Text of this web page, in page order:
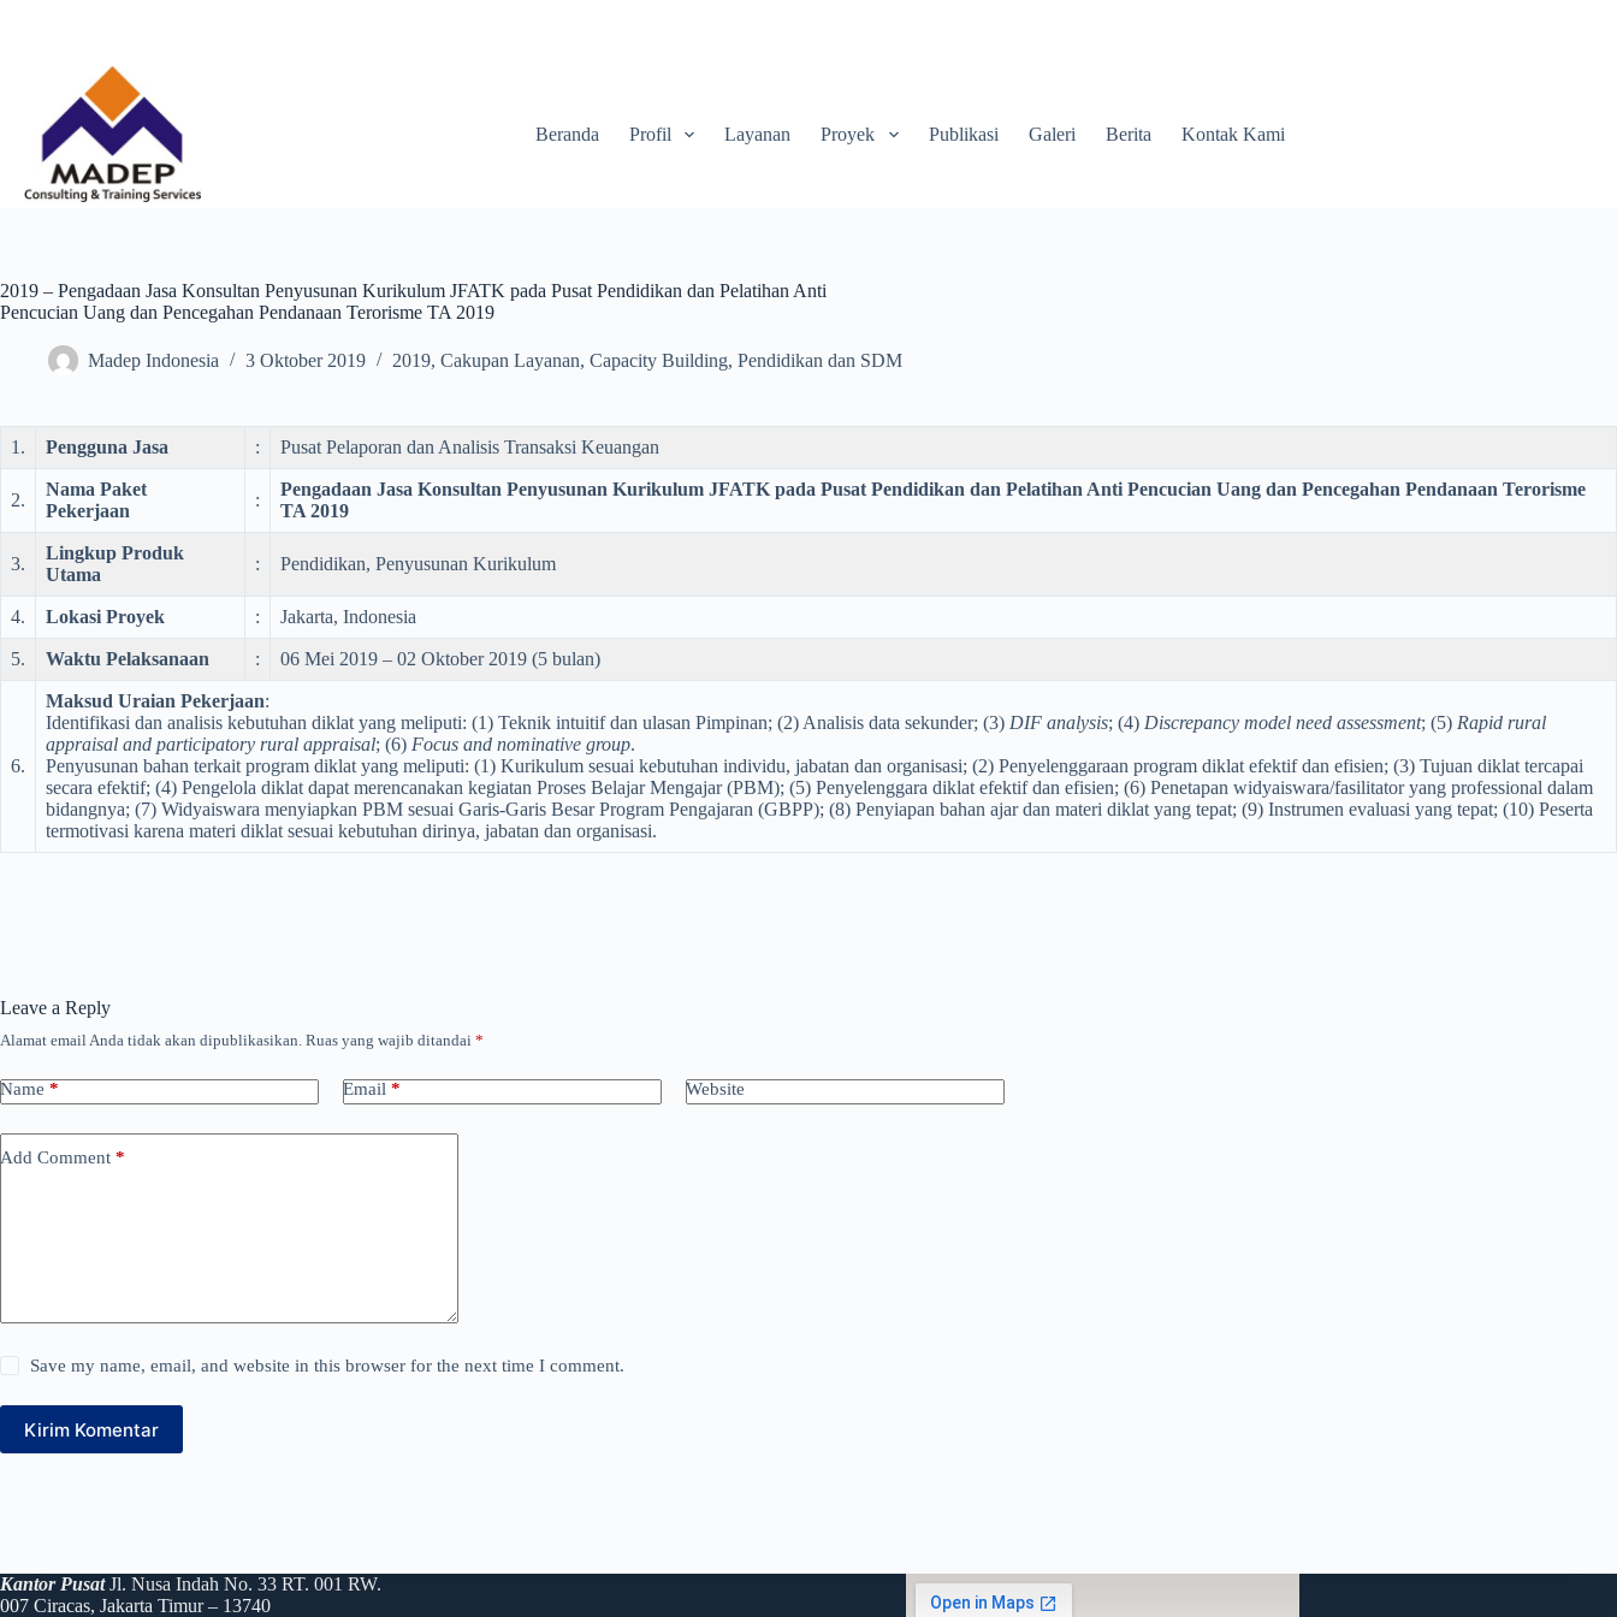
Beranda Profil Layanan Proyek Publikasi Galeri Berita Kontak Kami
2019 – Pengadaan Jasa Konsultan Penyusunan Kurikulum JFATK pada Pusat Pendidikan dan Pelatihan Anti
Pencucian Uang dan Pencegahan Pendanaan Terorisme TA 2019
Madep Indonesia 3 Oktober 2019 2019, Cakupan Layanan, Capacity Building, Pendidikan dan SDM
1. Pengguna Jasa : Pusat Pelaporan dan Analisis Transaksi Keuangan
2.
Nama Paket
Pekerjaan
:
Pengadaan Jasa Konsultan Penyusunan Kurikulum JFATK pada Pusat Pendidikan dan Pelatihan Anti Pencucian Uang dan Pencegahan Pendanaan Terorisme
TA 2019
3.
Lingkup Produk
Utama
: Pendidikan, Penyusunan Kurikulum
4. Lokasi Proyek : Jakarta, Indonesia
5. Waktu Pelaksanaan : 06 Mei 2019 – 02 Oktober 2019 (5 bulan)
6.
Maksud Uraian Pekerjaan:
Identifikasi dan analisis kebutuhan diklat yang meliputi: (1) Teknik intuitif dan ulasan Pimpinan; (2) Analisis data sekunder; (3) DIF analysis; (4) Discrepancy model need assessment; (5) Rapid rural
appraisal and participatory rural appraisal; (6) Focus and nominative group.
Penyusunan bahan terkait program diklat yang meliputi: (1) Kurikulum sesuai kebutuhan individu, jabatan dan organisasi; (2) Penyelenggaraan program diklat efektif dan efisien; (3) Tujuan diklat tercapai
secara efektif; (4) Pengelola diklat dapat merencanakan kegiatan Proses Belajar Mengajar (PBM); (5) Penyelenggara diklat efektif dan efisien; (6) Penetapan widyaiswara/fasilitator yang professional dalam
bidangnya; (7) Widyaiswara menyiapkan PBM sesuai Garis-Garis Besar Program Pengajaran (GBPP); (8) Penyiapan bahan ajar dan materi diklat yang tepat; (9) Instrumen evaluasi yang tepat; (10) Peserta
termotivasi karena materi diklat sesuai kebutuhan dirinya, jabatan dan organisasi.
Leave a Reply
Alamat email Anda tidak akan dipublikasikan. Ruas yang wajib ditandai *
Name * Email * Website
Add Comment *
Save my name, email, and website in this browser for the next time I comment.
Kirim Komentar
Kantor PusatJl. Nusa Indah No. 33 RT. 001 RW.
007 Ciracas, Jakarta Timur – 13740